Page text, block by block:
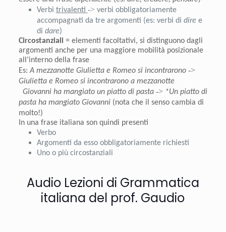
Verbi trivalenti -> verbi obbligatoriamente
accompagnati da tre argomenti (es: verbi di dire e
di dare)
Circostanziali= elementi facoltativi, si distinguono dagli
argomenti anche per una maggiore mobilità posizionale
all’interno della frase
Es:A mezzanotte Giulietta e Romeo si incontrarono ->
Giulietta e Romeo si incontrarono a mezzanotte
Giovanni ha mangiato un piatto di pasta -> *Un piatto di
pasta ha mangiato Giovanni (nota che il senso cambia di
molto!)
In una frase italiana son quindi presenti
Verbo
Argomenti da esso obbligatoriamente richiesti
Uno o più circostanziali
Audio Lezioni di Grammatica
italiana del prof. Gaudio